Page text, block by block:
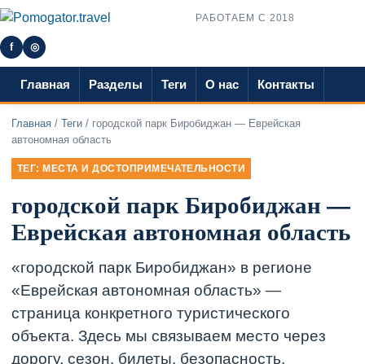
РАБОТАЕМ С 2018
f ◎
Главная Разделы Теги О нас Контакты
Главная / Теги / городской парк Биробиджан — Еврейская
автономная область
ТЕГ: МЕСТА И ДОСТОПРИМЕЧАТЕЛЬНОСТИ
городской парк Биробиджан —
Еврейская автономная область
«городской парк Биробиджан» в регионе
«Еврейская автономная область» —
страница конкретного туристического
объекта. Здесь мы связываем место через
дорогу, сезон, билеты, безопасность,